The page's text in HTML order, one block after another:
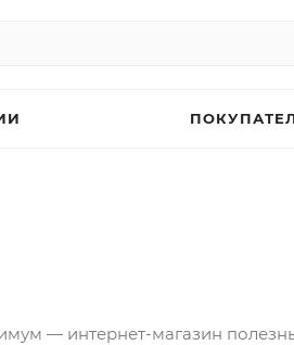
— интернет-магазин